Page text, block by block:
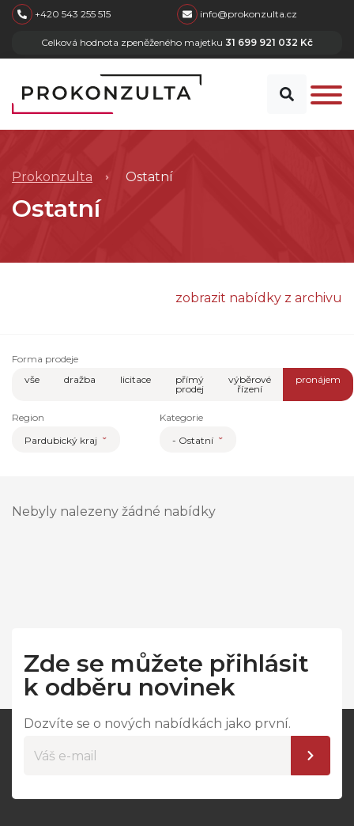
skip to main content
+420 543 255 515 info@prokonzulta.cz
Celková hodnota zpeněženého majetku 31 699 921 032 Kč
Prokonzulta Ostatní
Ostatní
zobrazit nabídky z archivu
Forma prodeje
vše
dražba licitace
přímý
prodej
výběrové
řízení
pronájem
Region
Pardubický kraj
Kategorie
- Ostatní
Nebyly nalezeny žádné nabídky
Zde se můžete přihlásit
k odběru novinek
Dozvíte se o nových nabídkách jako první.